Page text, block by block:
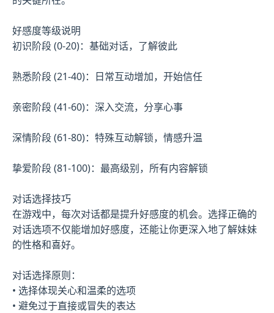
好感度等级说明
初识阶段 (0-20)：基础对话，了解彼此
熟悉阶段 (21-40)：日常互动增加，开始信任
亲密阶段 (41-60)：深入交流，分享心事
深情阶段 (61-80)：特殊互动解锁，情感升温
挚爱阶段 (81-100)：最高级别，所有内容解锁
对话选择技巧
在游戏中，每次对话都是提升好感度的机会。选择正确的
对话选项不仅能增加好感度，还能让你更深入地了解妹妹
的性格和喜好。
对话选择原则：
• 选择体现关心和温柔的选项
• 避免过于直接或冒失的表达